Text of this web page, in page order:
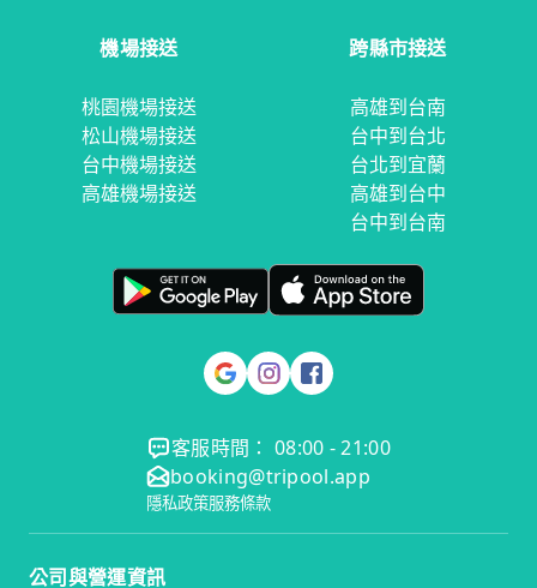
機場接送
桃園機場接送
松山機場接送
台中機場接送
高雄機場接送
跨縣市接送
高雄到台南
台中到台北
台北到宜蘭
高雄到台中
台中到台南
客服時間： 08:00 - 21:00
booking@tripool.app
隱私政策服務條款
公司與營運資訊